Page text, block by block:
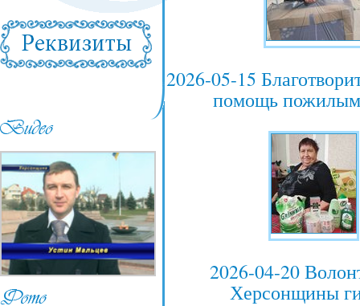
2026-05-15
помощь
2026-04-20
Херсонщины